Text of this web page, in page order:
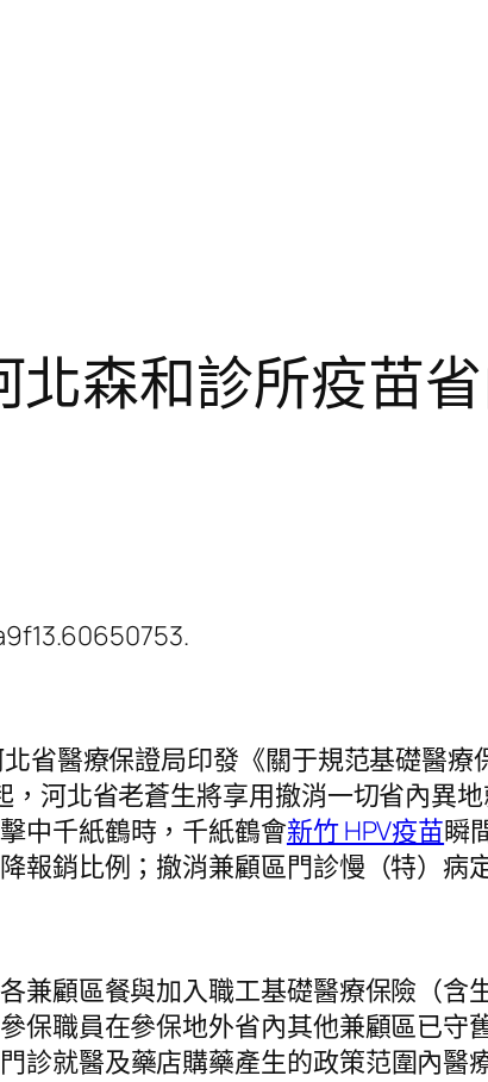
北森和診所疫苗
醫療保證局印發《關于規范基礎醫療
，河北省老蒼生將享用撤消一切省內異
中千紙鶴時，千紙鶴會新竹 HPV疫苗瞬
報銷比例；撤消兼顧區門診慢（特）病
顧區餐與加入職工基礎醫療保險（含
保職員在參保地外省內其他兼顧區已守
診就醫及藥店購藥產生的政策范圍內醫